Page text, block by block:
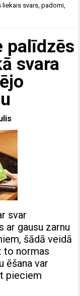
liekais svars ,padomi
palīdzēs
svara
svar
ar gausu zarnu
šādā veidā
to normas
ēšana var
pieciem